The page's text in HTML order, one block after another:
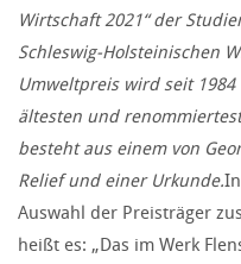
Wirtschaft 2021“ der
Schleswig-Holsteinischen
Umweltpreis wird seit
ältesten und
besteht aus einem von
Relief und einer Urkunde.
Auswahl der Preisträger
heißt es: „Das im Werk